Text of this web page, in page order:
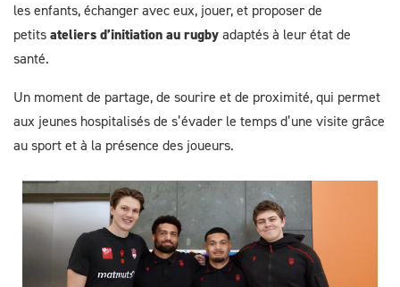
les enfants, échanger avec eux, jouer, et proposer de
petitsateliers d’initiation au rugbyadaptés à leur état de
santé.
Un moment de partage, de sourire et de proximité, qui permet
aux jeunes hospitalisés de s’évader le temps d’une visite grâce
au sport et à la présence des joueurs.
Image